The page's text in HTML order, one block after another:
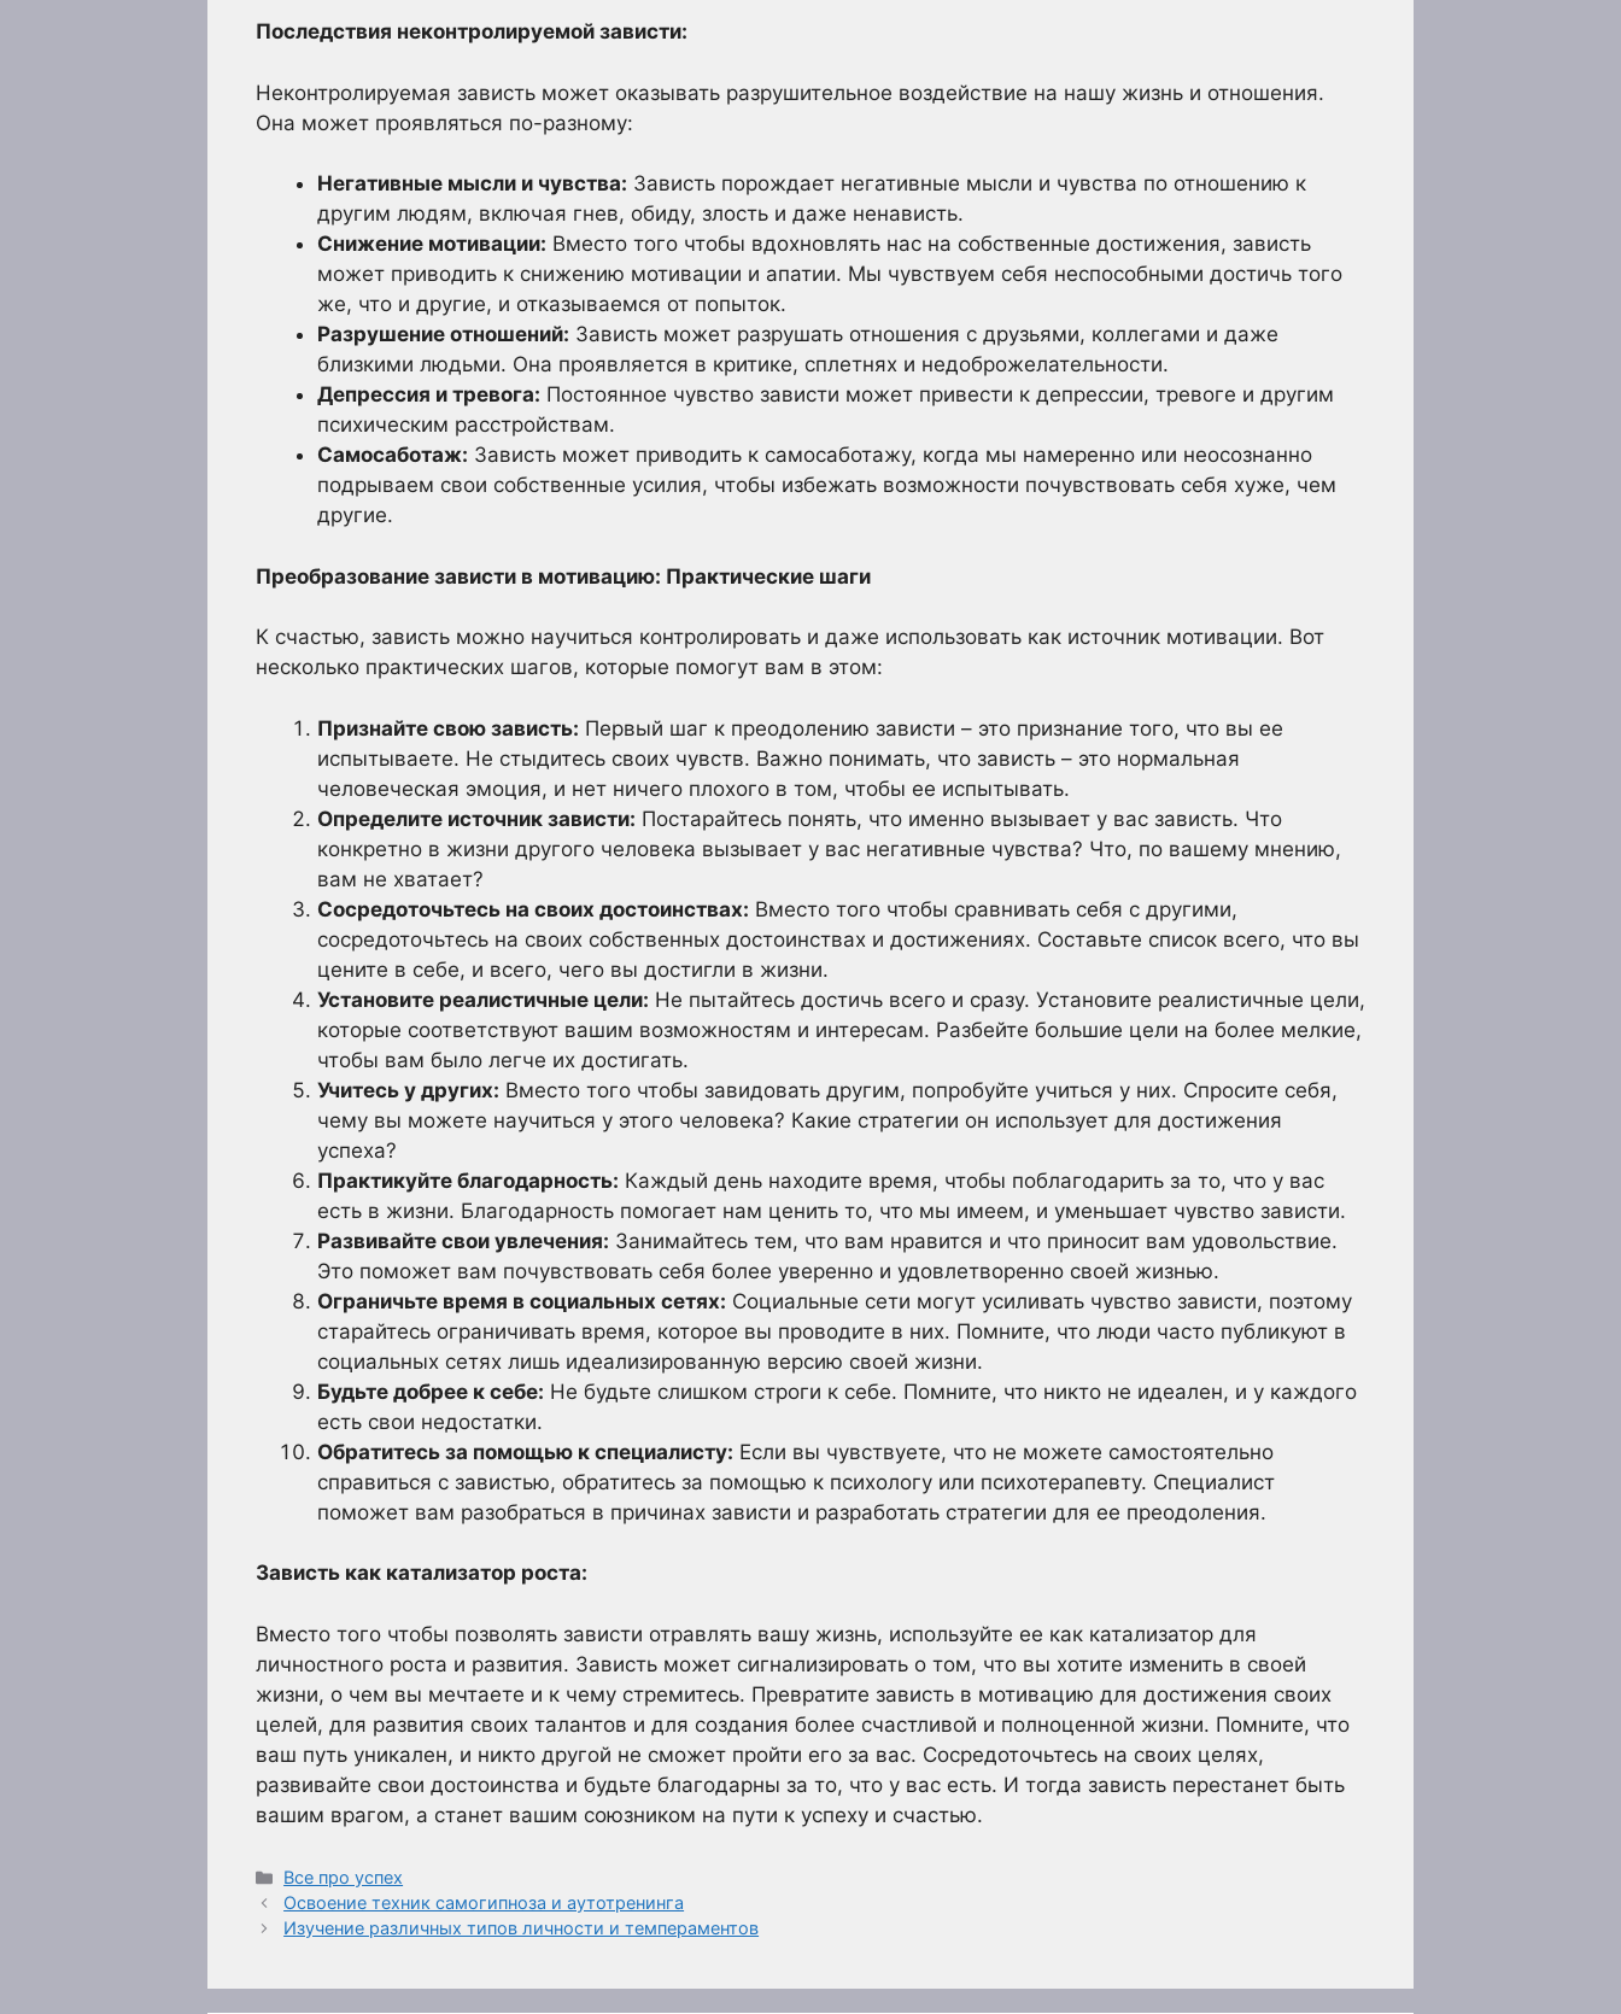
Последствия неконтролируемой зависти:
Неконтролируемая зависть может оказывать разрушительное воздействие на нашу жизнь и отношения.
Она может проявляться по-разному:
Негативные мысли и чувства: Зависть порождает негативные мысли и чувства по отношению к
другим людям, включая гнев, обиду, злость и даже ненависть.
Снижение мотивации: Вместо того чтобы вдохновлять нас на собственные достижения, зависть
может приводить к снижению мотивации и апатии. Мы чувствуем себя неспособными достичь того
же, что и другие, и отказываемся от попыток.
Разрушение отношений: Зависть может разрушать отношения с друзьями, коллегами и даже
близкими людьми. Она проявляется в критике, сплетнях и недоброжелательности.
Депрессия и тревога: Постоянное чувство зависти может привести к депрессии, тревоге и другим
психическим расстройствам.
Самосаботаж: Зависть может приводить к самосаботажу, когда мы намеренно или неосознанно
подрываем свои собственные усилия, чтобы избежать возможности почувствовать себя хуже, чем
другие.
Преобразование зависти в мотивацию: Практические шаги
К счастью, зависть можно научиться контролировать и даже использовать как источник мотивации. Вот
несколько практических шагов, которые помогут вам в этом:
Признайте свою зависть: Первый шаг к преодолению зависти – это признание того, что вы ее
испытываете. Не стыдитесь своих чувств. Важно понимать, что зависть – это нормальная
человеческая эмоция, и нет ничего плохого в том, чтобы ее испытывать.
Определите источник зависти: Постарайтесь понять, что именно вызывает у вас зависть. Что
конкретно в жизни другого человека вызывает у вас негативные чувства? Что, по вашему мнению,
вам не хватает?
Сосредоточьтесь на своих достоинствах: Вместо того чтобы сравнивать себя с другими,
сосредоточьтесь на своих собственных достоинствах и достижениях. Составьте список всего, что вы
цените в себе, и всего, чего вы достигли в жизни.
Установите реалистичные цели: Не пытайтесь достичь всего и сразу. Установите реалистичные цели,
которые соответствуют вашим возможностям и интересам. Разбейте большие цели на более мелкие,
чтобы вам было легче их достигать.
Учитесь у других: Вместо того чтобы завидовать другим, попробуйте учиться у них. Спросите себя,
чему вы можете научиться у этого человека? Какие стратегии он использует для достижения
успеха?
Практикуйте благодарность: Каждый день находите время, чтобы поблагодарить за то, что у вас
есть в жизни. Благодарность помогает нам ценить то, что мы имеем, и уменьшает чувство зависти.
Развивайте свои увлечения: Занимайтесь тем, что вам нравится и что приносит вам удовольствие.
Это поможет вам почувствовать себя более уверенно и удовлетворенно своей жизнью.
Ограничьте время в социальных сетях: Социальные сети могут усиливать чувство зависти, поэтому
старайтесь ограничивать время, которое вы проводите в них. Помните, что люди часто публикуют в
социальных сетях лишь идеализированную версию своей жизни.
Будьте добрее к себе: Не будьте слишком строги к себе. Помните, что никто не идеален, и у каждого
есть свои недостатки.
Обратитесь за помощью к специалисту: Если вы чувствуете, что не можете самостоятельно
справиться с завистью, обратитесь за помощью к психологу или психотерапевту. Специалист
поможет вам разобраться в причинах зависти и разработать стратегии для ее преодоления.
Зависть как катализатор роста:
Вместо того чтобы позволять зависти отравлять вашу жизнь, используйте ее как катализатор для
личностного роста и развития. Зависть может сигнализировать о том, что вы хотите изменить в своей
жизни, о чем вы мечтаете и к чему стремитесь. Превратите зависть в мотивацию для достижения своих
целей, для развития своих талантов и для создания более счастливой и полноценной жизни. Помните, что
ваш путь уникален, и никто другой не сможет пройти его за вас. Сосредоточьтесь на своих целях,
развивайте свои достоинства и будьте благодарны за то, что у вас есть. И тогда зависть перестанет быть
вашим врагом, а станет вашим союзником на пути к успеху и счастью.
Рубрики
Все про успех
Освоение техник самогипноза и аутотренинга
Изучение различных типов личности и темпераментов